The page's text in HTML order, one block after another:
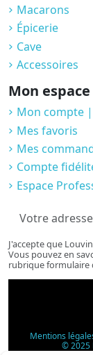
Macarons
Épicerie
Cave
Accessoires
Mon espace
Mon compte
Mes favoris
Mes
Compte
Espace
J'accepte que
Vous pouvez en
rubrique formulaire
Mentions
© 2025